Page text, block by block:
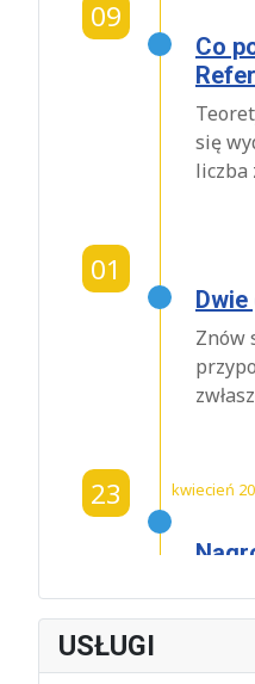
09
Co
się
liczba
01
Znów
23 kwiecień
USŁUGI